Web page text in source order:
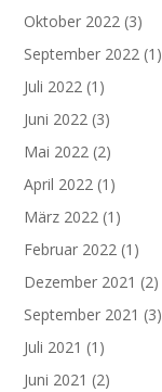
Oktober 2022 (3)
September 2022 (1)
Juli 2022 (1)
Juni 2022 (3)
Mai 2022 (2)
April 2022 (1)
März 2022 (1)
Februar 2022 (1)
Dezember 2021 (2)
September 2021 (3)
Juli 2021 (1)
Juni 2021 (2)